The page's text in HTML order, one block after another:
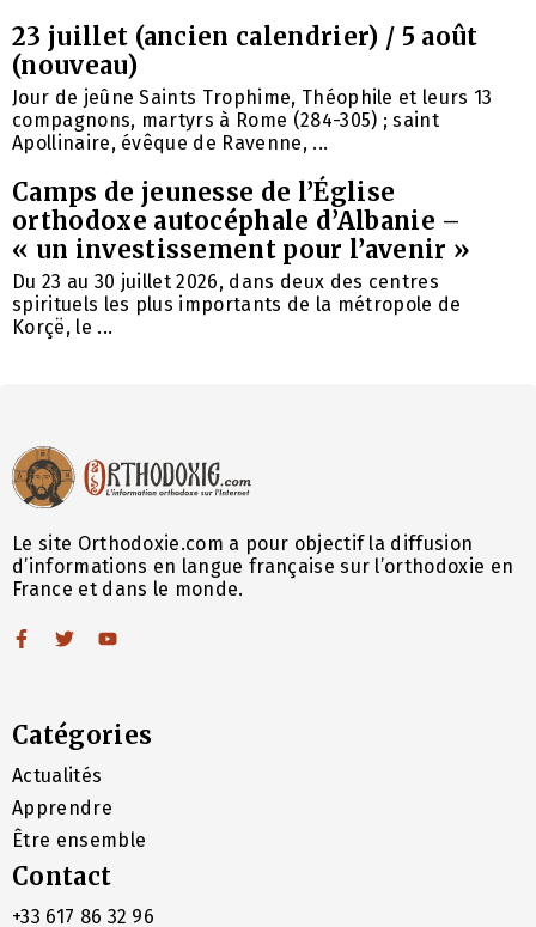
23 juillet (ancien calendrier) / 5 août
(nouveau)
Jour de jeûne Saints Trophime, Théophile et leurs 13
compagnons, martyrs à Rome (284-305) ; saint
Apollinaire, évêque de Ravenne, ...
Camps de jeunesse de l’Église
orthodoxe autocéphale d’Albanie –
« un investissement pour l’avenir »
Du 23 au 30 juillet 2026, dans deux des centres
spirituels les plus importants de la métropole de
Korçë, le ...
Le site Orthodoxie.com a pour objectif la diffusion
d’informations en langue française sur l’orthodoxie en
France et dans le monde.
Catégories
Actualités
Apprendre
Être ensemble
Contact
+33 617 86 32 96